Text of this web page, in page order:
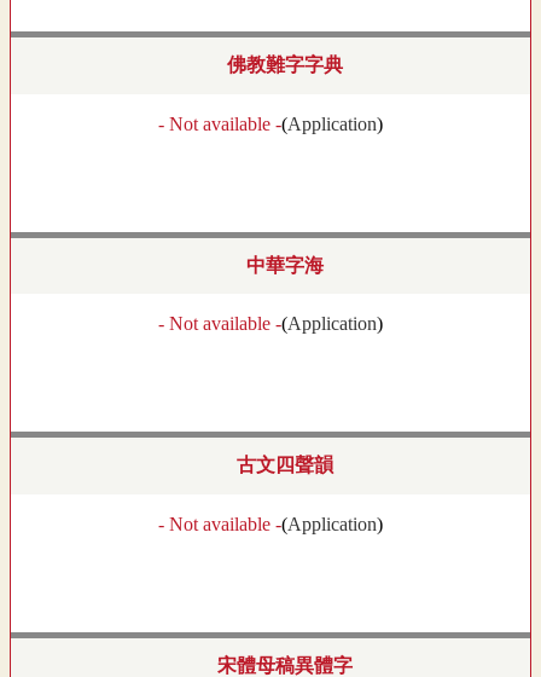
佛教難字字典
- Not available -(Application)
中華字海
- Not available -(Application)
古文四聲韻
- Not available -(Application)
宋體母稿異體字